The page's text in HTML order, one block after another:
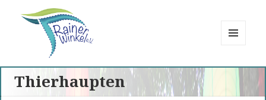
Rainer Winkel
Interessengemeinschaft
WIDGETS
Thierhaupten